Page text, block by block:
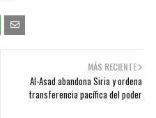
MÁS RECIENTE
Al-Asad abandona Siria y ordena
transferencia pacífica del poder